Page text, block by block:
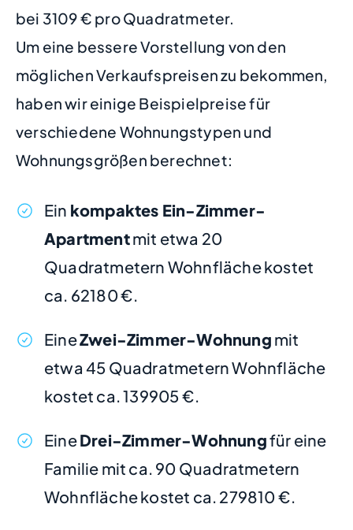
bei 3109 € pro Quadratmeter.
Um eine bessere Vorstellung von den
möglichen Verkaufspreisen zu bekommen,
haben wir einige Beispielpreise für
verschiedene Wohnungstypen und
Wohnungsgrößen berechnet:
Ein kompaktes Ein-Zimmer-
Apartmentmit etwa 20
Quadratmetern Wohnfläche kostet
ca. 62180 €.
EineZwei-Zimmer-Wohnung mit
etwa 45 Quadratmetern Wohnfläche
kostet ca. 139905 €.
EineDrei-Zimmer-Wohnungfür eine
Familie mit ca. 90 Quadratmetern
Wohnfläche kostet ca. 279810 €.